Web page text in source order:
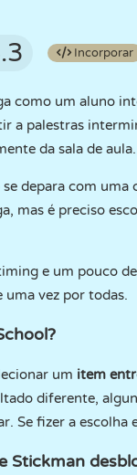
Incorporar
como um aluno
a palestras
da sala de aula.
depara com
mas é preciso
e um pouco
uma vez por todas.
um item
diferente,
Se fizer a escolha
Stickman